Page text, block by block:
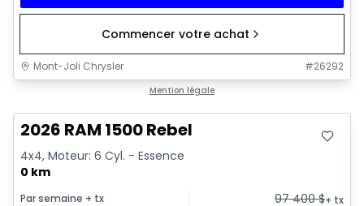
Commencer votre achat
Mont-Joli Chrysler #26292
Mention légale
2026 RAM 1500 Rebel
4x4, Moteur: 6 Cyl. - Essence
0 km
Par semaine + tx 97 400$+ tx